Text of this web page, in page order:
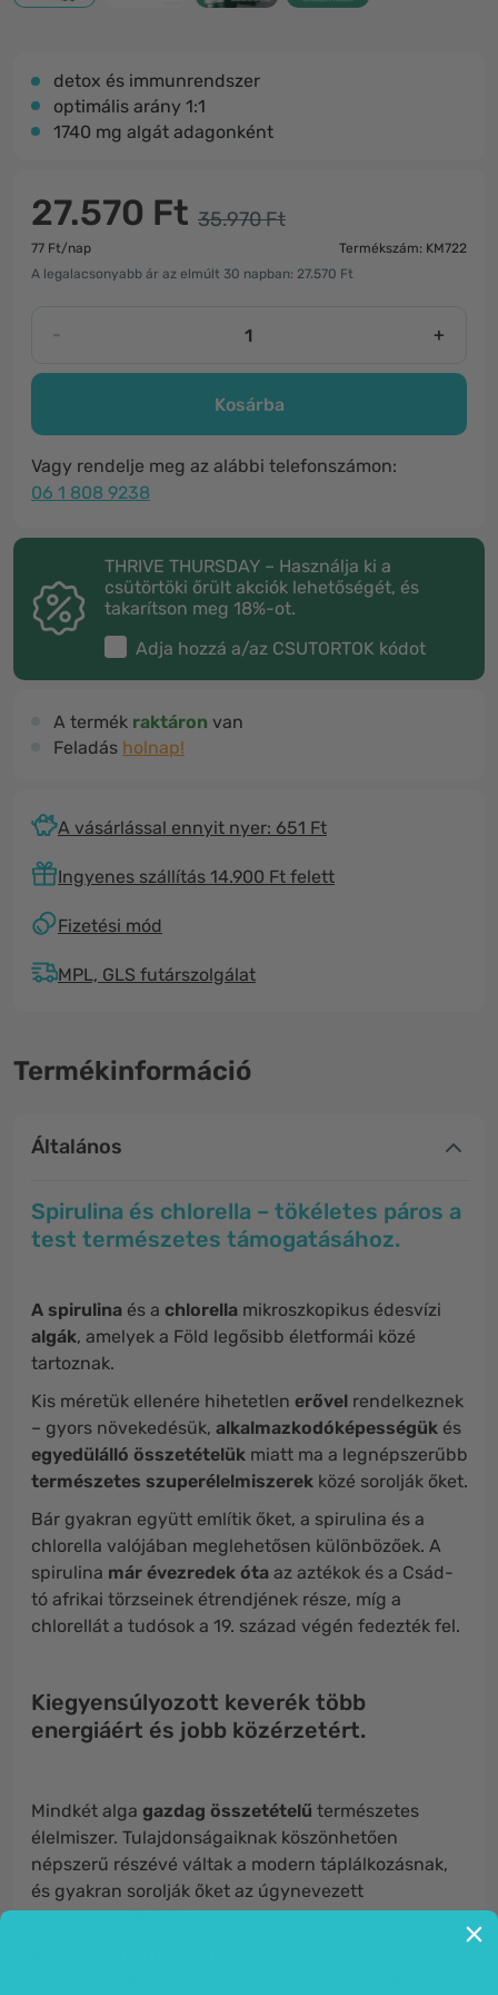
detox és immunrendszer
optimális arány 1:1
1740 mg algát adagonként
27.570 Ft 35.970 Ft
77 Ft/nap
Termékszám: KM722
A legalacsonyabb ár az elmúlt 30 napban: 27.570 Ft
- +
Kosárba
Vagy rendelje meg az alábbi telefonszámon:
06 1 808 9238
THRIVE THURSDAY – Használja ki a
csütörtöki őrült akciók lehetőségét, és
takarítson meg 18%-ot.
Adja hozzá a/az CSUTORTOK kódot
A termék raktáron van
Feladás holnap!
A vásárlással ennyit nyer: 651 Ft
Ingyenes szállítás 14.900 Ft felett
Fizetési mód
MPL, GLS futárszolgálat
Termékinformáció
Általános
Spirulina és chlorella – tökéletes páros a
test természetes támogatásához.
A spirulina és a chlorella mikroszkopikus édesvízi
algák, amelyek a Föld legősibb életformái közé
tartoznak.
Kis méretük ellenére hihetetlen erővel rendelkeznek
– gyors növekedésük, alkalmazkodóképességük és
egyedülálló összetételük miatt ma a legnépszerűbb
természetes szuperélelmiszerek közé sorolják őket.
Bár gyakran együtt említik őket, a spirulina és a
chlorella valójában meglehetősen különbözőek. A
spirulina már évezredek óta az aztékok és a Csád-
tó afrikai törzseinek étrendjének része, míg a
chlorellát a tudósok a 19. század végén fedezték fel.
Kiegyensúlyozott keverék több
energiáért és jobb közérzetért.
Mindkét alga gazdag összetételű természetes
élelmiszer. Tulajdonságaiknak köszönhetően
népszerű részévé váltak a modern táplálkozásnak,
és gyakran sorolják őket az úgynevezett
„szuperalgák”közé.